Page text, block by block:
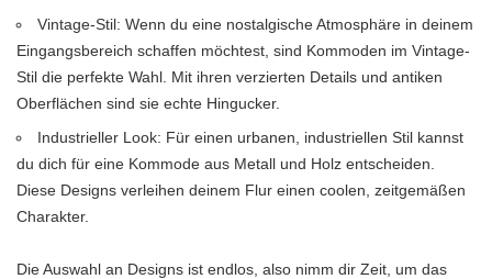
Vintage-Stil: Wenn du eine nostalgische Atmosphäre in deinem
Eingangsbereich schaffen möchtest, sind Kommoden im Vintage-
Stil die perfekte Wahl. Mit ihren verzierten Details und antiken
Oberflächen sind sie echte Hingucker.
Industrieller Look: Für einen urbanen, industriellen Stil kannst
du dich für eine Kommode aus Metall und Holz entscheiden.
Diese Designs verleihen deinem Flur einen coolen, zeitgemäßen
Charakter.
Die Auswahl an Designs ist endlos, also nimm dir Zeit, um das